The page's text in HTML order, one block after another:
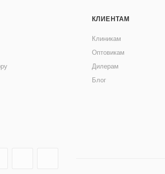
КЛИЕНТАМ
Клиникам
Оптовикам
Дилерам
Блог